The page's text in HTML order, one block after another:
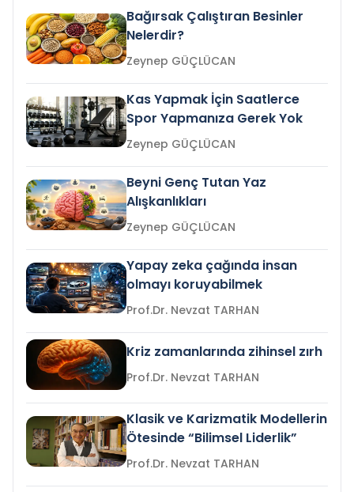
Bağırsak Çalıştıran Besinler
Nelerdir?
Zeynep GÜÇLÜCAN
Kas Yapmak İçin Saatlerce
Spor Yapmanıza Gerek Yok
Zeynep GÜÇLÜCAN
Beyni Genç Tutan Yaz
Alışkanlıkları
Zeynep GÜÇLÜCAN
Yapay zeka çağında insan
olmayı koruyabilmek
Prof.Dr. Nevzat TARHAN
Kriz zamanlarında zihinsel zırh
Prof.Dr. Nevzat TARHAN
Klasik ve Karizmatik Modellerin
Ötesinde “Bilimsel Liderlik”
Prof.Dr. Nevzat TARHAN